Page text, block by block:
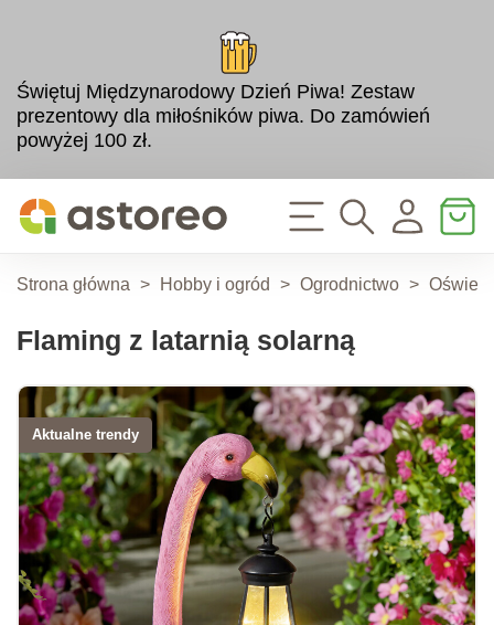
Świętuj Międzynarodowy Dzień Piwa! Zestaw
prezentowy dla miłośników piwa. Do zamówień
powyżej 100 zł.
Strona główna > Hobby i ogród > Ogrodnictwo >
Flaming z latarnią solarną
Aktualne trendy